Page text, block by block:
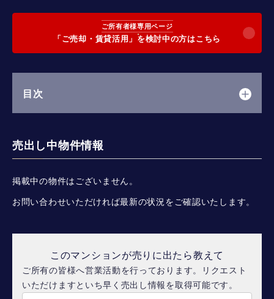
ご所有者様専用ページ
「ご売却・賃貸活用」を検討中の方はこちら
目次
売出し中物件情報
掲載中の物件はございません。
お問い合わせいただければ最新の状況をご確認いたします。
このマンションが売りに出たら教えて
ご所有の皆様へ営業活動を行っております。リクエスト
いただけますといち早く売出し情報を取得可能です。